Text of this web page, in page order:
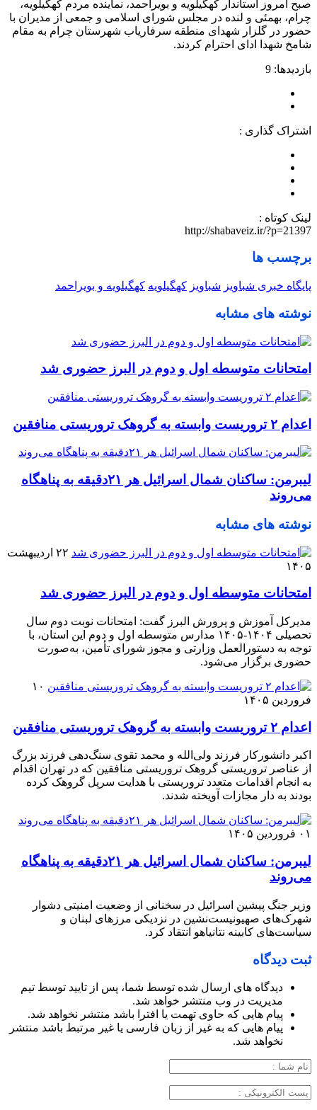
صبح امروز استاندار کهگیلویه و بویراحمد، نماینده مردم کهگیلویه،
چرام، بهمئی و لنده در مجلس شورای اسلامی و جمعی از مدیران با
حضور در گلزار شهدای منطقه سرفاریاب شهرستان چرام به مقام
شامخ شهدا ادای احترام کردند.
بازدیدها: 9
اشتراک گذاری :
لینک کوتاه :
http://shabaveiz.ir/?p=21397
برچسب ها
پایگاه خبری شباویز شباویز کهگیلویه کهگیلویه و بویراحمد
نوشته های مشابه
امتحانات متوسطه اول و دوم در البرز حضوری شد
اعدام ۲ تروریست وابسته به گروهک تروریستی منافقین
لیبرمن: ساکنان شمال اسرائیل هر ۲۱دقیقه به پناهگاه
می‌روند
نوشته های مشابه
۲۲ اردیبهشت
۱۴۰۵
امتحانات متوسطه اول و دوم در البرز حضوری شد
مدیرکل آموزش و پرورش البرز گفت: امتحانات نوبت دوم سال
تحصیلی ۱۴۰۴-۱۴۰۵ مدارس متوسطه اول و دوم این استان، با
توجه به دستورالعمل وزارتی و مجوز شورای تأمین، به‌صورت
حضوری برگزار می‌شود.
۱۰
فروردین ۱۴۰۵
اعدام ۲ تروریست وابسته به گروهک تروریستی منافقین
اکبر دانشورکار فرزند ولی‌الله و محمد تقوی سنگ‌دهی فرزند بزرگ
از عناصر تروریستی گروهک تروریستی منافقین که در تهران اقدام
به انجام اقدامات متعدد تروریستی با هدایت سرپل گروهک کرده
بودند به دار مجازات آویخته شدند.
۰۱ فروردین ۱۴۰۵
لیبرمن: ساکنان شمال اسرائیل هر ۲۱دقیقه به پناهگاه
می‌روند
وزیر جنگ پیشین اسرائیل در سخنانی از وضعیت امنیتی دشوار
شهرک‌های صهیونیست‌نشین در نزدیکی مرزهای لبنان و
سیاست‌های کابینه نتانیاهو انتقاد کرد.
ثبت دیدگاه
دیدگاه های ارسال شده توسط شما، پس از تایید توسط تیم
مدیریت در وب منتشر خواهد شد.
پیام هایی که حاوی تهمت یا افترا باشد منتشر نخواهد شد.
پیام هایی که به غیر از زبان فارسی یا غیر مرتبط باشد منتشر
نخواهد شد.